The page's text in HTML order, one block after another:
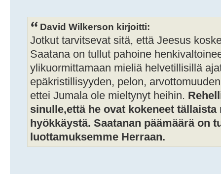
David Wilkerson kirjoitti:
Jotkut tarvitsevat sitä, että Jeesus
Saatana on tullut pahoine
ylikuormittamaan mieliä helvetillisillä
epäkristillisyyden, pelon,
ettei Jumala ole mieltynyt heihin.
sinulle,että he ovat kokeneet
hyökkäystä. Saatanan päämäärä on
luottamuksemme Herraan.